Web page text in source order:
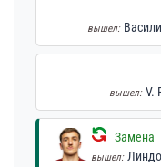
вышел:
вышел: V.
Замена
вышел: